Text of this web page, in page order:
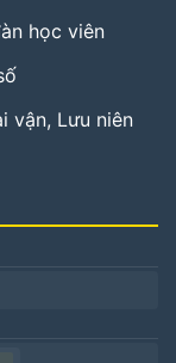
học viên
vận, Lưu niên